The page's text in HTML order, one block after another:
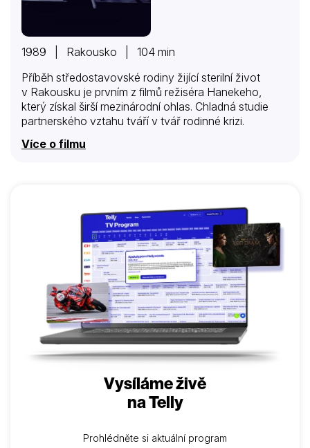
1989 | Rakousko | 104 min
Příběh středostavovské rodiny žijící sterilní život
v Rakousku je prvním z filmů režiséra Hanekeho,
který získal širší mezinárodní ohlas. Chladná studie
partnerského vztahu tváří v tvář rodinné krizi.
Více o filmu
Vysíláme živě
na Telly
Prohlédněte si aktuální program